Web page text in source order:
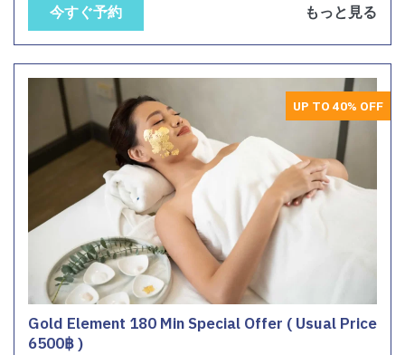
今すぐ予約 もっと見る
UP TO 40% OFF
Gold Element 180 Min Special Offer ( Usual Price
6500฿ )